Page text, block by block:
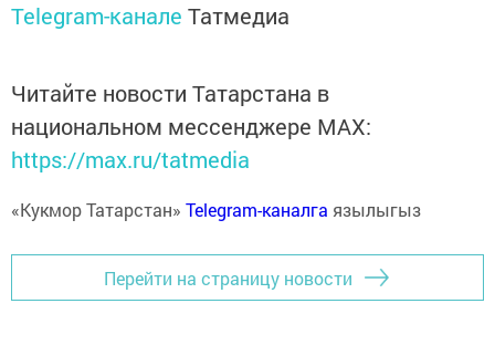
Telegram-канале Татмедиа
Читайте новости Татарстана в
национальном мессенджере MАХ:
https://max.ru/tatmedia
«Кукмор Татарстан» Telegram-каналга язылыгыз
Перейти на страницу новости